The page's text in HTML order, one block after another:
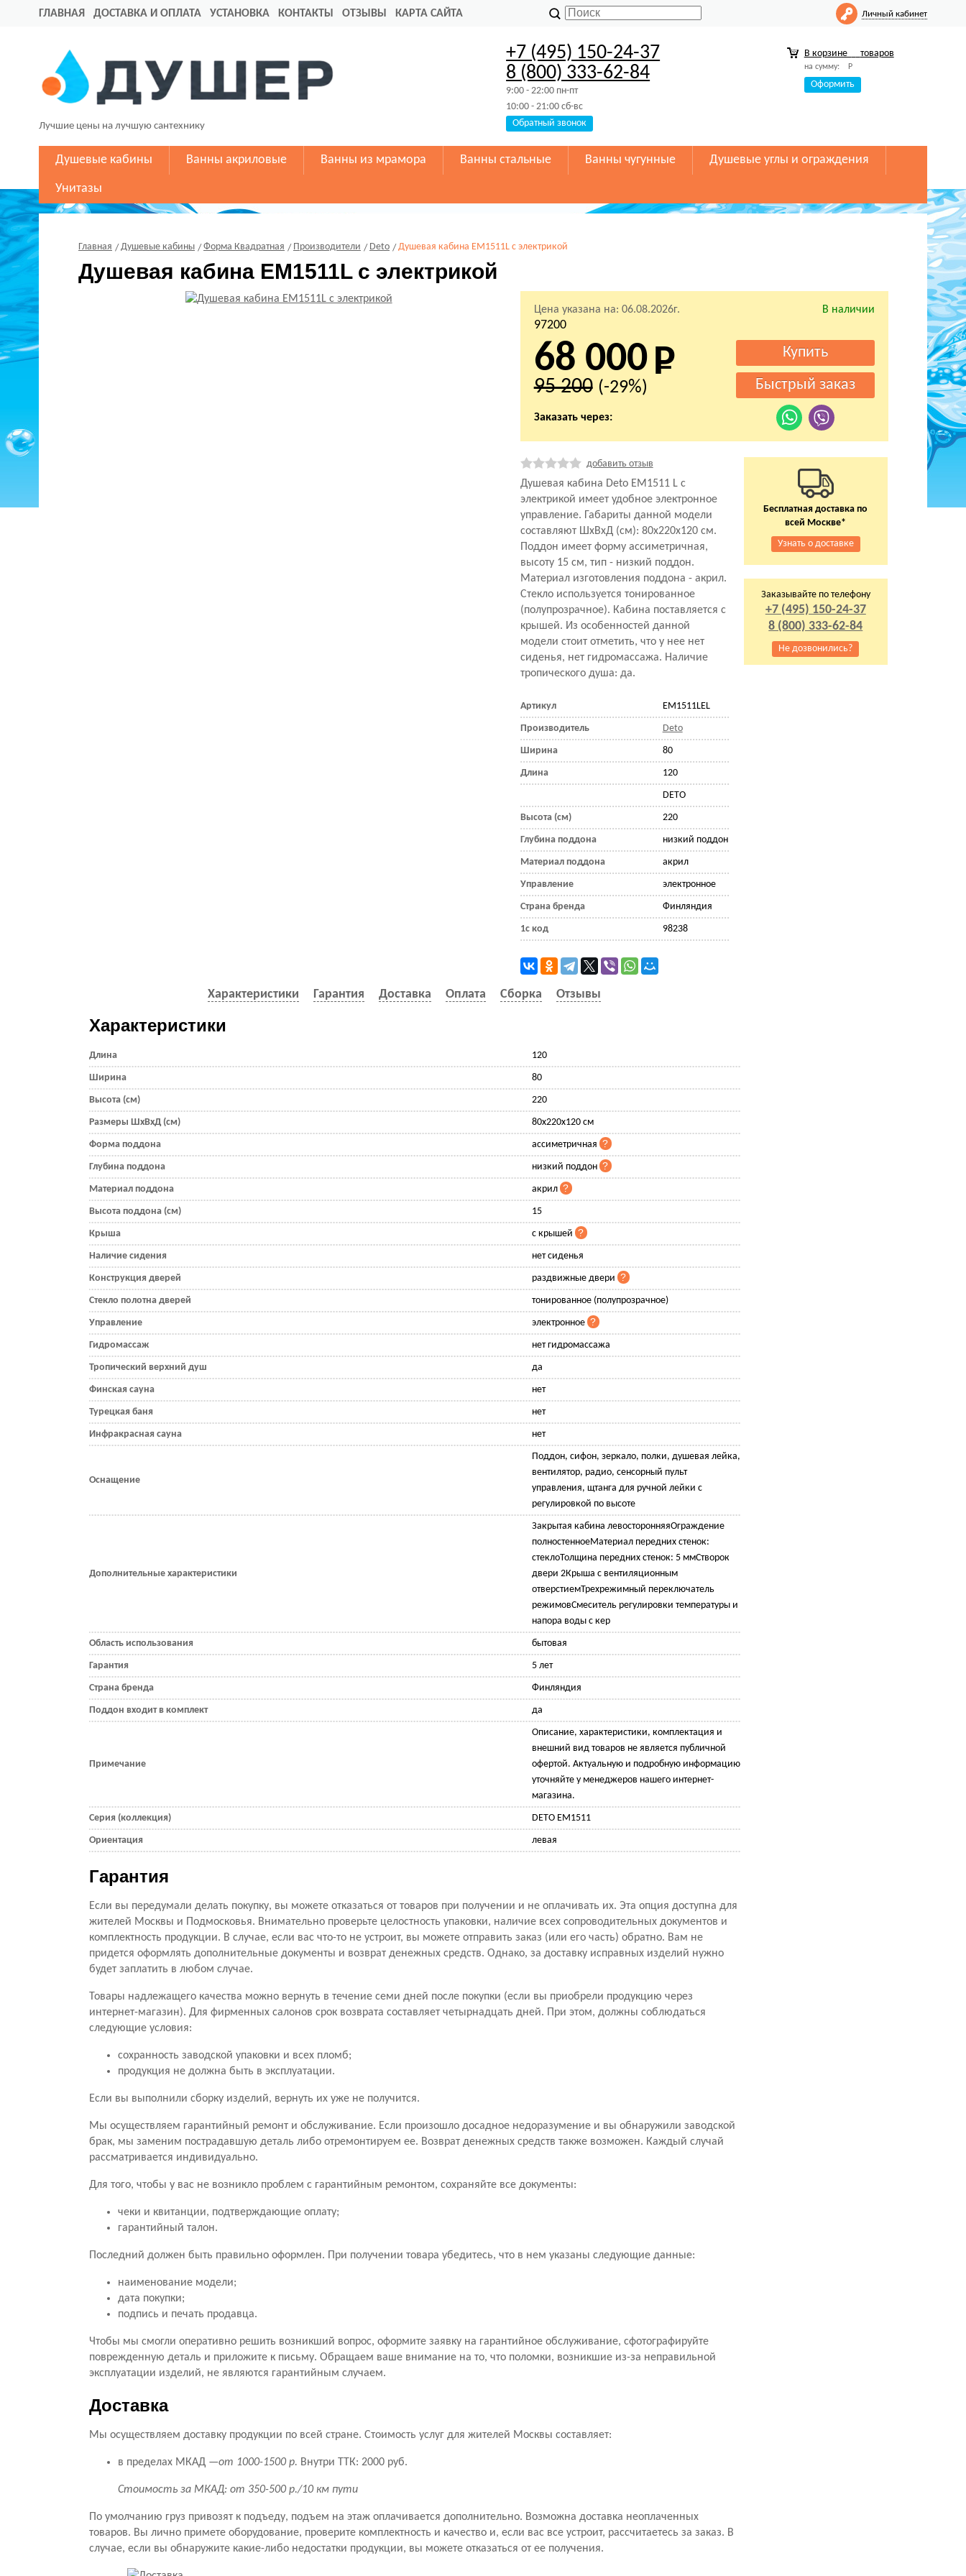
ГЛАВНАЯ ДОСТАВКА И ОПЛАТА УСТАНОВКА КОНТАКТЫ ОТЗЫВЫ КАРТА САЙТА Личный кабинет
Лучшие цены на лучшую сантехнику
+7 (495) 150-24-37
8 (800) 333-62-84
9:00 - 22:00 пн-пт
10:00 - 21:00 сб-вс
Обратный звонок
В корзине товаров
на сумму: Р
Оформить
Душевые кабины Ванны акриловые Ванны из мрамора Ванны стальные Ванны чугунные Душевые углы и ограждения
Унитазы
Главная Душевые кабины Форма Квадратная Производители Deto Душевая кабина EM1511L с электрикой
Душевая кабина EM1511L с электрикой
Цена указана на: 06.08.2026г. В наличии
97200
68 000
95 200 (-29%)
Заказать через:
добавить отзыв
Душевая кабина Deto ЕМ1511 L с
электрикой имеет удобное электронное
управление. Габариты данной модели
составляют ШхВхД (см): 80x220x120 см.
Поддон имеет форму ассиметричная,
высоту 15 см, тип - низкий поддон.
Материал изготовления поддона - акрил.
Стекло используется тонированное
(полупрозрачное). Кабина поставляется с
крышей. Из особенностей данной
модели стоит отметить, что у нее нет
сиденья, нет гидромассажа. Наличие
тропического душа: да.
Артикул EM1511LEL
Производитель Deto
Ширина 80
Длина 120
DETO
Высота (см) 220
Глубина поддона низкий поддон
Материал поддона акрил
Управление электронное
Страна бренда Финляндия
1с код 98238
Характеристики Гарантия Доставка Оплата Сборка Отзывы
Характеристики
Длина 120
Ширина 80
Высота (см) 220
Размеры ШхВхД (см) 80x220x120 см
Форма поддона ассиметричная
Глубина поддона низкий поддон
Материал поддона акрил
Высота поддона (см) 15
Крыша с крышей
Наличие сидения нет сиденья
Конструкция дверей раздвижные двери
Стекло полотна дверей тонированное (полупрозрачное)
Управление электронное
Гидромассаж нет гидромассажа
Тропический верхний душ да
Финская сауна нет
Турецкая баня нет
Инфракрасная сауна нет
Оснащение
Поддон, сифон, зеркало, полки, душевая лейка,
вентилятор, радио, сенсорный пульт
управления, щтанга для ручной лейки с
регулировкой по высоте
Дополнительные характеристики
Закрытая кабина левосторонняяОграждение
полностенноеМатериал передних стенок:
стеклоТолщина передних стенок: 5 ммСтворок
двери 2Крыша с вентиляционным
отверстиемТрехрежимный переключатель
режимовСмеситель регулировки температуры и
напора воды с кер
Область использования бытовая
Гарантия 5 лет
Страна бренда Финляндия
Поддон входит в комплект да
Примечание
Описание, характеристики, комплектация и
внешний вид товаров не является публичной
офертой. Актуальную и подробную информацию
уточняйте у менеджеров нашего интернет-
магазина.
Серия (коллекция) DETO ЕМ1511
Ориентация левая
Гарантия
Если вы передумали делать покупку, вы можете отказаться от товаров при получении и не оплачивать их. Эта опция доступна для
жителей Москвы и Подмосковья. Внимательно проверьте целостность упаковки, наличие всех сопроводительных документов и
комплектность продукции. В случае, если вас что-то не устроит, вы можете отправить заказ (или его часть) обратно. Вам не
придется оформлять дополнительные документы и возврат денежных средств. Однако, за доставку исправных изделий нужно
будет заплатить в любом случае.
Товары надлежащего качества можно вернуть в течение семи дней после покупки (если вы приобрели продукцию через
интернет-магазин). Для фирменных салонов срок возврата составляет четырнадцать дней. При этом, должны соблюдаться
следующие условия:
сохранность заводской упаковки и всех пломб;
продукция не должна быть в эксплуатации.
Если вы выполнили сборку изделий, вернуть их уже не получится.
Мы осуществляем гарантийный ремонт и обслуживание. Если произошло досадное недоразумение и вы обнаружили заводской
брак, мы заменим пострадавшую деталь либо отремонтируем ее. Возврат денежных средств также возможен. Каждый случай
рассматривается индивидуально.
Для того, чтобы у вас не возникло проблем с гарантийным ремонтом, сохраняйте все документы:
чеки и квитанции, подтверждающие оплату;
гарантийный талон.
Последний должен быть правильно оформлен. При получении товара убедитесь, что в нем указаны следующие данные:
наименование модели;
дата покупки;
подпись и печать продавца.
Чтобы мы смогли оперативно решить возникший вопрос, оформите заявку на гарантийное обслуживание, сфотографируйте
поврежденную деталь и приложите к письму. Обращаем ваше внимание на то, что поломки, возникшие из-за неправильной
эксплуатации изделий, не являются гарантийным случаем.
Доставка
Мы осуществляем доставку продукции по всей стране. Стоимость услуг для жителей Москвы составляет:
в пределах МКАД —от 1000-1500 р. Внутри ТТК: 2000 руб.
Стоимость за МКАД: от 350-500 р./10 км пути
По умолчанию груз привозят к подъеду, подъем на этаж оплачивается дополнительно. Возможна доставка неоплаченных
товаров. Вы лично примете оборудование, проверите комплектность и качество и, если вас все устроит, рассчитаетесь за заказ. В
случае, если вы обнаружите какие-либо недостатки продукции, вы можете отказаться от ее получения.
Бесплатная доставка по
всей Москве*
Узнать о доставке
Заказывайте по телефону
+7 (495) 150-24-37
8 (800) 333-62-84
Не дозвонились?